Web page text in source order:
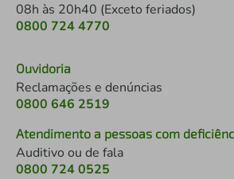
08h às 20h40 (Exceto feriados)
0800 724 4770
Ouvidoria
Reclamações e denúncias
0800 646 2519
Atendimento a pessoas com
Auditivo ou de fala
0800 724 0525